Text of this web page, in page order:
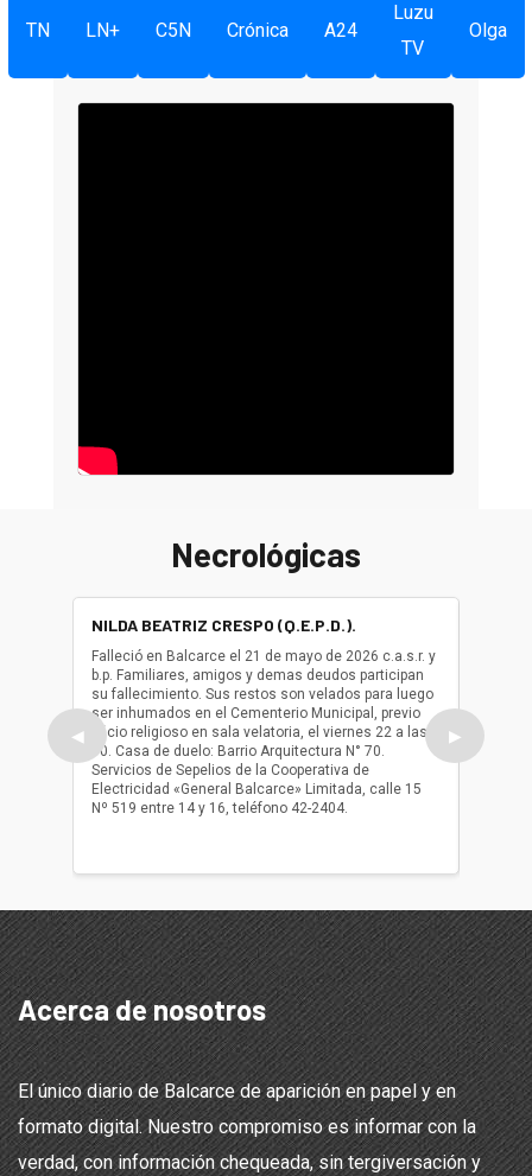
TN LN+ C5N Crónica A24
Luzu
TV
Olga
Necrológicas
◀
NILDA BEATRIZ CRESPO (Q.E.P.D.).
Falleció en Balcarce el 21 de mayo de 2026 c.a.s.r. y
b.p. Familiares, amigos y demas deudos participan
su fallecimiento. Sus restos son velados para luego
ser inhumados en el Cementerio Municipal, previo
oficio religioso en sala velatoria, el viernes 22 a las
10. Casa de duelo: Barrio Arquitectura N° 70.
Servicios de Sepelios de la Cooperativa de
Electricidad «General Balcarce» Limitada, calle 15
Nº 519 entre 14 y 16, teléfono 42-2404.
ser
oficio
▶
Acerca de nosotros
El único diario de Balcarce de aparición en papel y en
formato digital. Nuestro compromiso es informar con la
verdad, con información chequeada, sin tergiversación y